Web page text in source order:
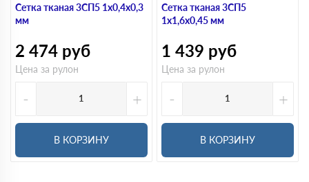
Сетка тканая 3СП5 1х0,4х0,3
мм
2 474 руб
Цена за рулон
- +
В КОРЗИНУ
Сетка тканая 3СП5
1х1,6х0,45 мм
1 439 руб
Цена за рулон
- +
В КОРЗИНУ